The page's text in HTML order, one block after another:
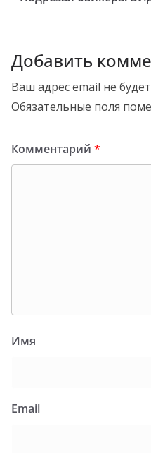
Добавить
Ваш адрес email не
Обязательные поля
Комментарий *
Имя
Email